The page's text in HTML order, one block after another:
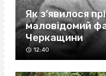
Як з’явилося
маловідомий
Черкащини
12:40